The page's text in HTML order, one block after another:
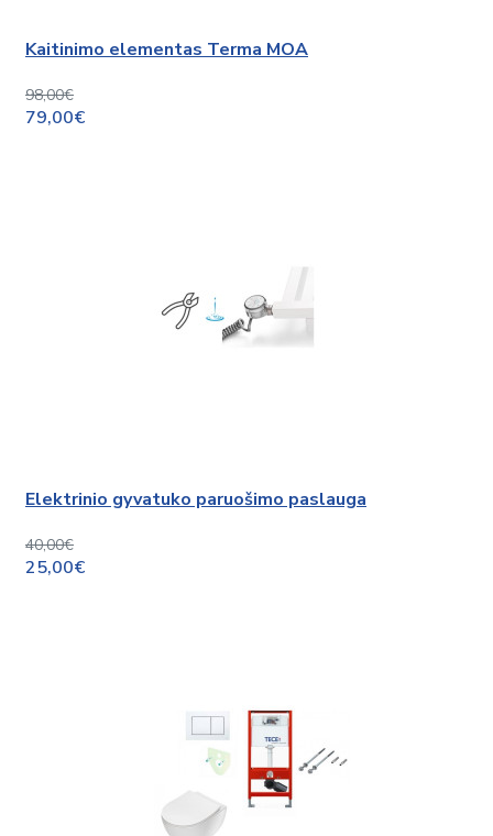
Kaitinimo elementas Terma MOA
98,00€
79,00€
Elektrinio gyvatuko paruošimo paslauga
40,00€
25,00€